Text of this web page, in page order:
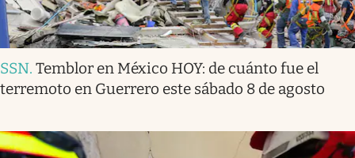
SSN. Temblor en México HOY: de cuánto fue el
terremoto en Guerrero este sábado 8 de agosto